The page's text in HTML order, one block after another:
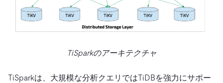
TiSparkのアーキテクチャ
TiSparkは、大規模な分析クエリではTiDBを強力にサポー